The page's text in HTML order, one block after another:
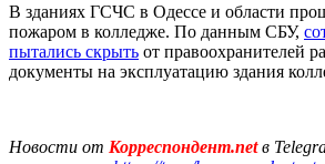
В зданиях ГСЧС в Одессе и области
пожаром в колледже. По данным СБУ,
пытались скрыть от правоохранителей
документы на эксплуатацию здания
Новости от Корреспондент.netв